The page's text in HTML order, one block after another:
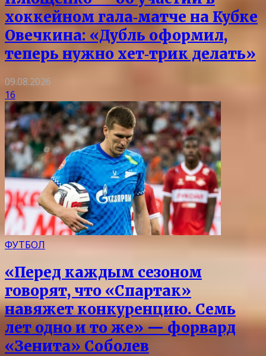
хоккейном гала‑матче на Кубке
Овечкина: «Дубль оформил,
теперь нужно хет‑трик делать»
09.08.2026
16
ФУТБОЛ
«Перед каждым сезоном
говорят, что «Спартак»
навяжет конкуренцию. Семь
лет одно и то же» — форвард
«Зенита» Соболев